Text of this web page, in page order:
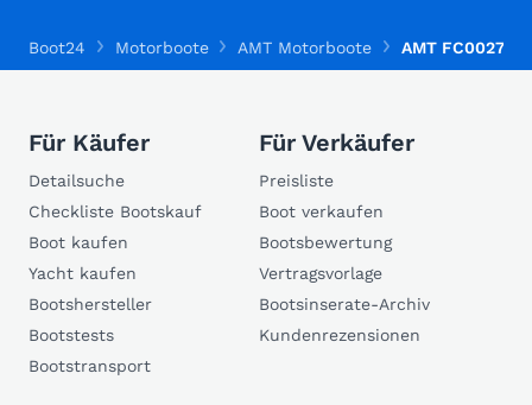
Boot24 Motorboote AMT Motorboote AMT FC00270
Für Käufer
Detailsuche
Checkliste Bootskauf
Boot kaufen
Yacht kaufen
Bootshersteller
Bootstests
Bootstransport
Für Verkäufer
Preisliste
Boot verkaufen
Bootsbewertung
Vertragsvorlage
Bootsinserate-Archiv
Kundenrezensionen